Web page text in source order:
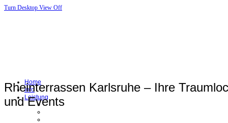
Turn Desktop View Off
Home
Info
Leistung
Rheinterrassen Karlsruhe – Ihre
und Events